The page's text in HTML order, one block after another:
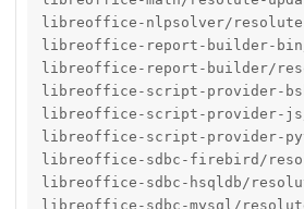
libreoffice-nlpsolver/
libreoffice-report-builder-bin/
libreoffice-report-builder/
libreoffice-script-provider-
libreoffice-script-provider-
libreoffice-script-provider-
libreoffice-sdbc-firebird/
libreoffice-sdbc-hsqldb/
libreoffice-sdbc-mysql/